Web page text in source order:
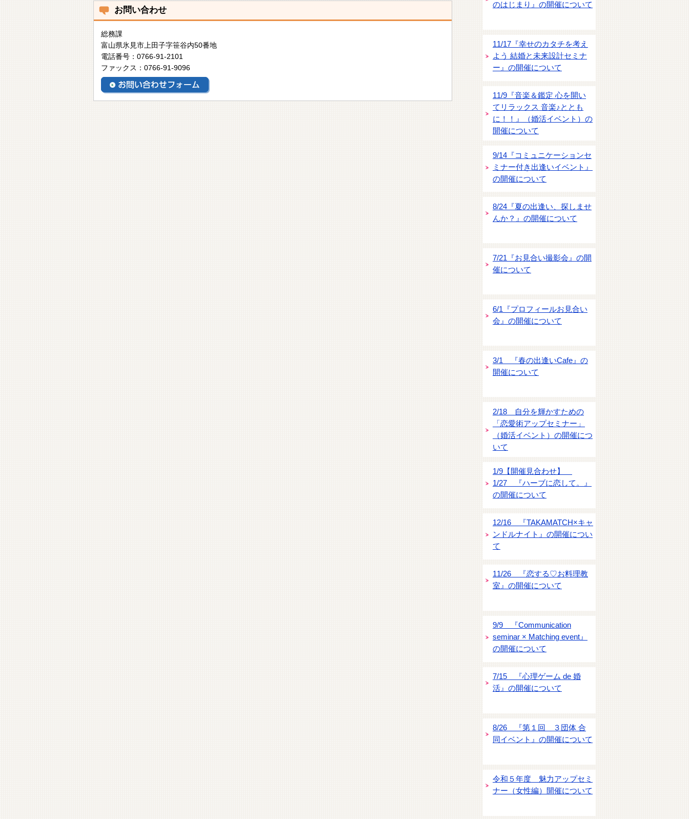
お問い合わせ
総務課
富山県氷見市上田子字笹谷内50番地
電話番号：0766-91-2101
ファックス：0766-91-9096
のはじまり』の開催について
11/17『幸せのカタチを考え
よう 結婚と未来設計セミナ
ー』の開催について
11/9『音楽＆鑑定 心を開い
てリラックス 音楽♪ととも
に！！』（婚活イベント）の
開催について
9/14『コミュニケーションセ
ミナー付き出逢いイベント』
の開催について
8/24『夏の出逢い、探しませ
んか？』の開催について
7/21『お見合い撮影会』の開
催について
6/1『プロフィールお見合い
会』の開催について
3/1 『春の出逢いCafe』の
開催について
2/18 自分を輝かすための
「恋愛術アップセミナー」
（婚活イベント）の開催につ
いて
1/9【開催見合わせ】
1/27 『ハーブに恋して。』
の開催について
12/16 『TAKAMATCH×キャ
ンドルナイト』の開催につい
て
11/26 『恋する♡お料理教
室』の開催について
9/9 『Communication
seminar × Matching event』
の開催について
7/15 『心理ゲーム de 婚
活』の開催について
8/26 『第１回 ３団体 合
同イベント』の開催について
令和５年度 魅力アップセミ
ナー（女性編）開催について